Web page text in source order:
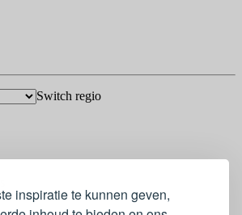
inspiratie te kunnen geven,
Switch regio